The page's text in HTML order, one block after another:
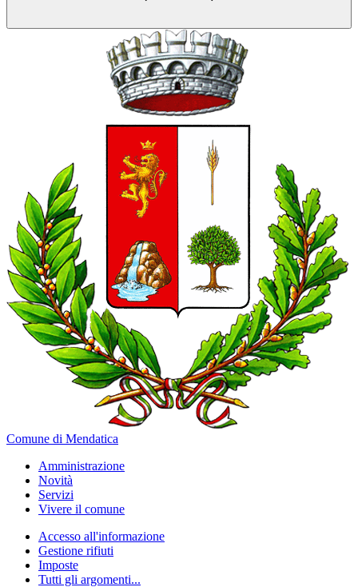
Comune di Mendatica
Amministrazione
Novità
Servizi
Vivere il comune
Accesso all'informazione
Gestione rifiuti
Imposte
Tutti gli argomenti...